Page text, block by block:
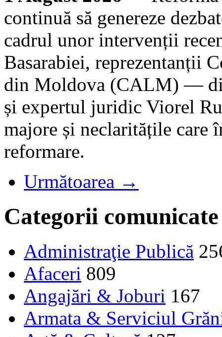
continuă să genereze
cadrul unor intervenții
Basarabiei, reprezentanții
din Moldova (CALM) —
și expertul juridic Viorel
majore și neclaritățile care
reformare.
Următoarea →
Categorii comunicate
Administraţie Publică
Afaceri 809
Angajări & Joburi 167
Armata & Serviciul